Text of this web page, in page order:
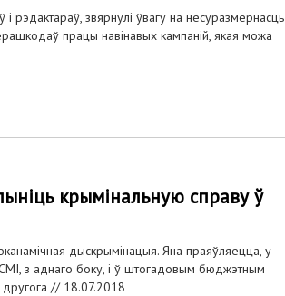
рэдактараў, звярнулі ўвагу на несуразмернасць
працы навінавых кампаній, якая можа
крымінальную справу ў
дыскрымінацыя. Яна праяўляецца, у
з аднаго боку, і ў штогадовым бюджэтным
другога // 18.07.2018